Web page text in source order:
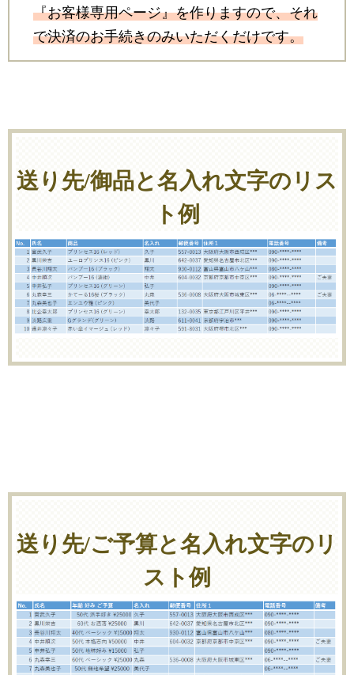
『お客様専用ページ』を作りますので、それ
で決済のお手続きのみいただくだけです。
送り先/御品と名入れ文字のリス
ト例
送り先/ご予算と名入れ文字のリ
スト例